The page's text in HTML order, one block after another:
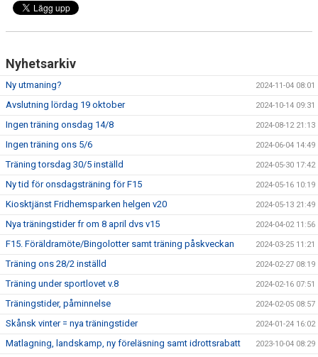
Nyhetsarkiv
Ny utmaning? 2024-11-04 08:01
Avslutning lördag 19 oktober 2024-10-14 09:31
Ingen träning onsdag 14/8 2024-08-12 21:13
Ingen träning ons 5/6 2024-06-04 14:49
Träning torsdag 30/5 inställd 2024-05-30 17:42
Ny tid för onsdagsträning för F15 2024-05-16 10:19
Kiosktjänst Fridhemsparken helgen v20 2024-05-13 21:49
Nya träningstider fr om 8 april dvs v15 2024-04-02 11:56
F15. Föräldramöte/Bingolotter samt träning påskveckan 2024-03-25 11:21
Träning ons 28/2 inställd 2024-02-27 08:19
Träning under sportlovet v.8 2024-02-16 07:51
Träningstider, påminnelse 2024-02-05 08:57
Skånsk vinter = nya träningstider 2024-01-24 16:02
Matlagning, landskamp, ny föreläsning samt idrottsrabatt 2023-10-04 08:29